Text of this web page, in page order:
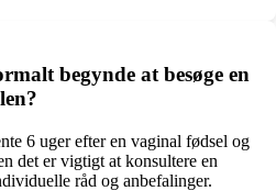
begynde at besøge en
6 uger efter en vaginal fødsel og
det er vigtigt at konsultere en
råd og anbefalinger.